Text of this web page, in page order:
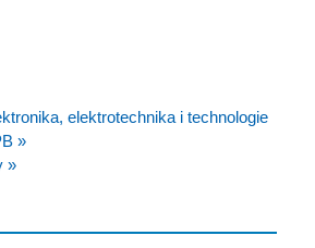
elektrotechnika i technologie
»
»